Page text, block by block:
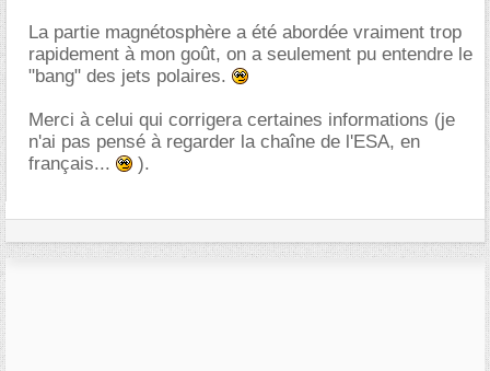
La partie magnétosphère a été abordée vraiment trop
rapidement à mon goût, on a seulement pu entendre le
"bang" des jets polaires.
Merci à celui qui corrigera certaines informations (je
n'ai pas pensé à regarder la chaîne de l'ESA, en
français...
).